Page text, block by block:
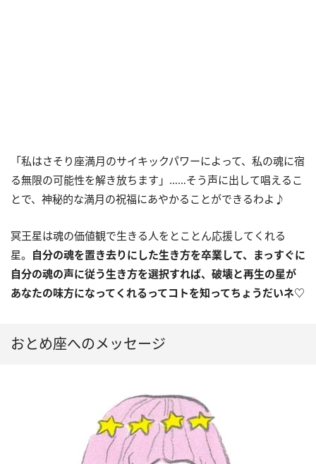
「私はさそり座満月のサイキックパワーによって、私の魂に宿
る無限の可能性を解き放ちます」……そう声に出して唱えるこ
とで、神秘的な満月の祝福にあやかることができるわよ♪
冥王星は魂の価値観で生きる人をとことん応援してくれる
星。 自分の魂を置き去りにした生き方を卒業して、まっすぐに
自分の魂の声に従う生き方を選択すれば、破壊と再生の星が
あなたの味方になってくれるってコトを知ってちょうだいネ♡
おとめ座へのメッセージ